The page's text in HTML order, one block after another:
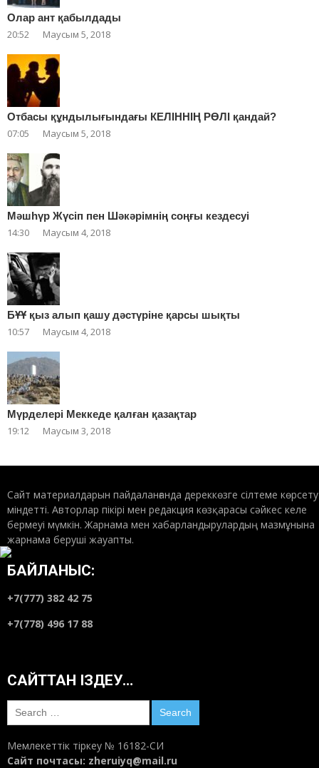
Олар ант қабылдады
20:52 Маусым 5, 2018
Отбасы құндылығындағы КЕЛІННІҢ РӨЛІ қандай?
07:05 Маусым 5, 2018
Мәшһүр Жүсіп пен Шәкәрімнің соңғы кездесуі
14:30 Маусым 4, 2018
БҰҰ қыз алып қашу дәстүріне қарсы шықты
10:57 Маусым 4, 2018
Мүрделері Меккеде қалған қазақтар
19:12 Маусым 3, 2018
Сайт материалдарын пайдаланғанда дереккөзге сілтеме көрсету
міндетті. Авторлар пікірі мен редакция көзқарасы сәйкес келе
бермеуі мүмкін. Жарнама мен хабарландырулардың мазмұнына
жарнама беруші жауапты.
БАЙЛАНЫС:
+7(777) 382 42 75
+7(778) 496 17 88
САЙТТАН ІЗДЕУ…
Search
for:
Мемлекеттік тіркеу № 16182-СИ
Сайт почтасы: zheruiyq@mail.ru